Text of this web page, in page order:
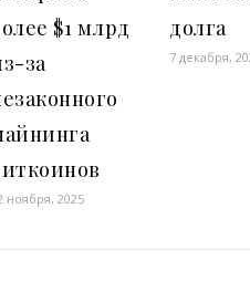
$1 млрд
за
ноября, 2025
долга
7 декабря,